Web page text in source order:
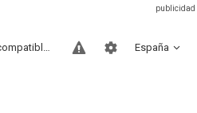
España
Sitios compatibles